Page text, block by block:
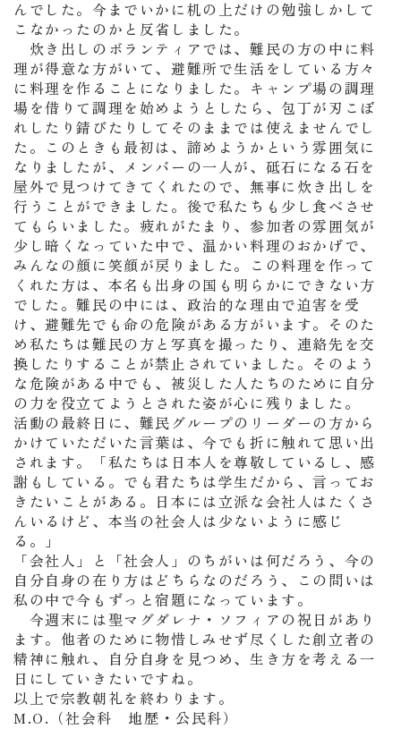
んでした。今までいかに机の上だけの勉強しかして
こなかったのかと反省しました。
炊き出しのボランティアでは、難民の方の中に料
理が得意な方がいて、避難所で生活をしている方々
に料理を作ることになりました。キャンプ場の調理
場を借りて調理を始めようとしたら、包丁が刃こぼ
れしたり錆びたりしてそのままでは使えませんでし
た。このときも最初は、諦めようかという雰囲気に
なりましたが、メンバーの一人が、砥石になる石を
屋外で見つけてきてくれたので、無事に炊き出しを
行うことができました。後で私たちも少し食べさせ
てもらいました。疲れがたまり、参加者の雰囲気が
少し暗くなっていた中で、温かい料理のおかげで、
みんなの顔に笑顔が戻りました。この料理を作って
くれた方は、本名も出身の国も明らかにできない方
でした。難民の中には、政治的な理由で迫害を受
け、避難先でも命の危険がある方がいます。そのた
め私たちは難民の方と写真を撮ったり、連絡先を交
換したりすることが禁止されていました。そのよう
な危険がある中でも、被災した人たちのために自分
の力を役立てようとされた姿が心に残りました。
活動の最終日に、難民グループのリーダーの方から
かけていただいた言葉は、今でも折に触れて思い出
されます。「私たちは日本人を尊敬しているし、感
謝もしている。でも君たちは学生だから、言ってお
きたいことがある。日本には立派な会社人はたくさ
んいるけど、本当の社会人は少ないように感じ
る。」
「会社人」と「社会人」のちがいは何だろう、今の
自分自身の在り方はどちらなのだろう、この問いは
私の中で今もずっと宿題になっています。
今週末には聖マグダレナ・ソフィアの祝日があり
ます。他者のために物惜しみせず尽くした創立者の
精神に触れ、自分自身を見つめ、生き方を考える一
日にしていきたいですね。
以上で宗教朝礼を終わります。
M.O.（社会科 地歴・公民科）